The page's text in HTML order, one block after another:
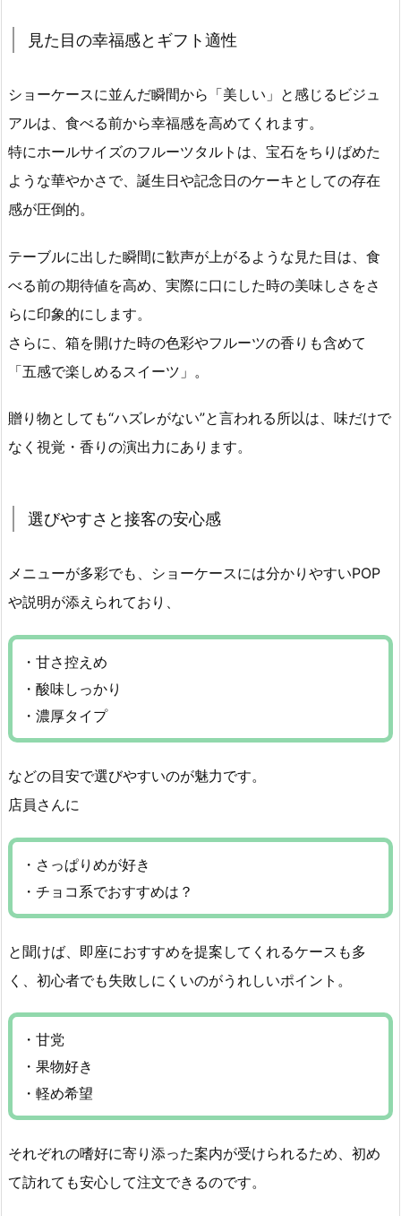
見た目の幸福感とギフト適性
ショーケースに並んだ瞬間から「美しい」と感じるビジュ
アルは、食べる前から幸福感を高めてくれます。
特にホールサイズのフルーツタルトは、宝石をちりばめた
ような華やかさで、誕生日や記念日のケーキとしての存在
感が圧倒的。
テーブルに出した瞬間に歓声が上がるような見た目は、食
べる前の期待値を高め、実際に口にした時の美味しさをさ
らに印象的にします。
さらに、箱を開けた時の色彩やフルーツの香りも含めて
「五感で楽しめるスイーツ」。
贈り物としても“ハズレがない”と言われる所以は、味だけで
なく視覚・香りの演出力にあります。
選びやすさと接客の安心感
メニューが多彩でも、ショーケースには分かりやすいPOP
や説明が添えられており、
・甘さ控えめ
・酸味しっかり
・濃厚タイプ
などの目安で選びやすいのが魅力です。
店員さんに
・さっぱりめが好き
・チョコ系でおすすめは？
と聞けば、即座におすすめを提案してくれるケースも多
く、初心者でも失敗しにくいのがうれしいポイント。
・甘党
・果物好き
・軽め希望
それぞれの嗜好に寄り添った案内が受けられるため、初め
て訪れても安心して注文できるのです。